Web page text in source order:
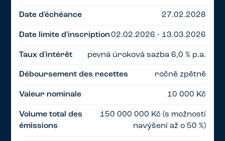
Date d'échéance 27.02.2028
Date limite d'inscription02.02.2026 - 13.03.2026
Taux d'intérêt pevná úroková sazba 6,0 % p.a.
Déboursement des recettes ročně zpětně
Valeur nominale 10 000 Kč
Volume total des
émissions
150 000 000 Kč (s možností
navýšení až o 50 %)